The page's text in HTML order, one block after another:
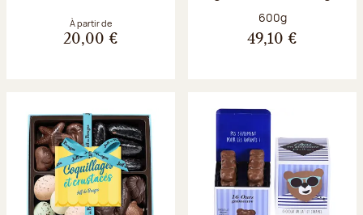
À partir de
20,00 €
Poids net :
600g
49,10 €